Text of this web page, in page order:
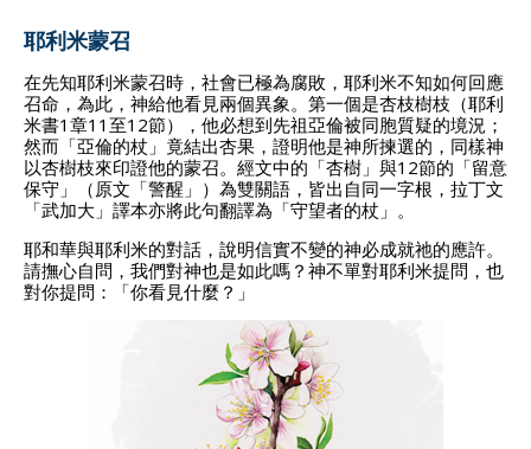
耶利米蒙召
在先知耶利米蒙召時，社會已極為腐敗，耶利米不知如何回應
召命，為此，神給他看見兩個異象。第一個是杏枝樹枝（耶利
米書1章11至12節），他必想到先祖亞倫被同胞質疑的境況；
然而「亞倫的杖」竟結出杏果，證明他是神所揀選的，同樣神
以杏樹枝來印證他的蒙召。經文中的「杏樹」與12節的「留意
保守」（原文「警醒」）為雙關語，皆出自同一字根，拉丁文
「武加大」譯本亦將此句翻譯為「守望者的杖」。
耶和華與耶利米的對話，說明信實不變的神必成就祂的應許。
請撫心自問，我們對神也是如此嗎？神不單對耶利米提問，也
對你提問：「你看見什麼？」